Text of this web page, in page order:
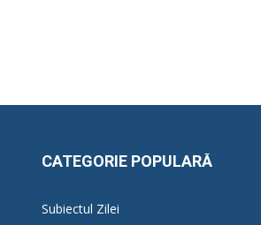
CATEGORIE POPULARĂ
Subiectul Zilei